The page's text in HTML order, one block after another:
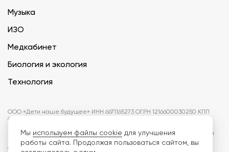
Музыка
ИЗО
Медкабинет
Биология и экология
Технология
ООО «Дети наше будущее» ИНН 6671165273 ОГРН 1216600030250 КПП
667101001 БИК 046577674
Информация на сайте не является публичной офертой. Изображения
могут отличаться от поставляемых товаров. Поставщик оставляет за
собой право изменить цены и характеристики товаров без
Мы используем файлы cookie для улучшения
работы сайта. Продолжая пользоваться сайтом, вы